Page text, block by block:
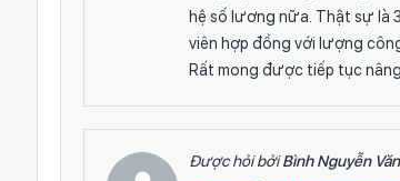
hệ số lương nữa. Thật sự là
viên hợp đồng với lượng
Rất mong được tiếp tục
Được hỏi bởiBình Nguyễn Văn